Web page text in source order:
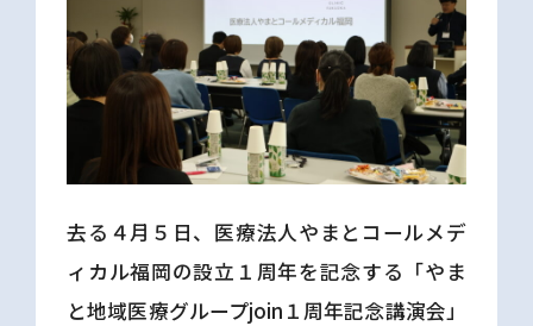
去る４月５日、医療法人やまとコールメデ
ィカル福岡の設立１周年を記念する「やま
と地域医療グループjoin１周年記念講演会」